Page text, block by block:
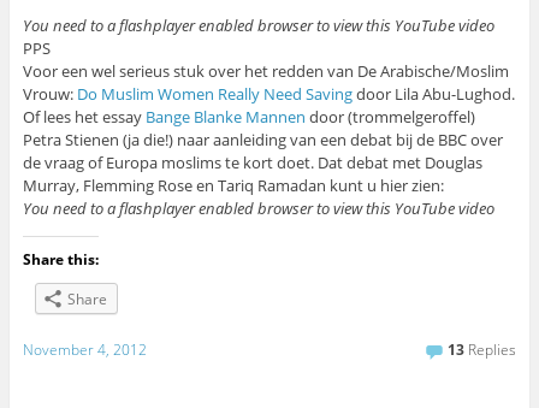
You need to a flashplayer enabled browser to view this YouTube video
PPS
Voor een wel serieus stuk over het redden van De Arabische/Moslim
Vrouw: Do Muslim Women Really Need Savingdoor Lila Abu-Lughod.
Of lees het essay Bange Blanke Mannen door (trommelgeroffel)
Petra Stienen (ja die!) naar aanleiding van een debat bij de BBC over
de vraag of Europa moslims te kort doet. Dat debat met Douglas
Murray, Flemming Rose en Tariq Ramadan kunt u hier zien:
You need to a flashplayer enabled browser to view this YouTube video
Share this:
Share
November 4, 2012 13 Replies